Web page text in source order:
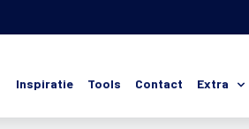
Inspiratie Tools Contact Extra